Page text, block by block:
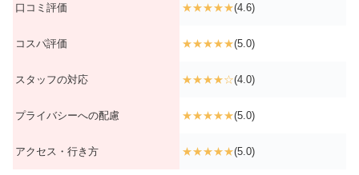
口コミ評価 ★★★★★(4.6)
コスパ評価 ★★★★★(5.0)
スタッフの対応 ★★★★☆(4.0)
プライバシーへの配慮 ★★★★★(5.0)
アクセス・行き方 ★★★★★(5.0)